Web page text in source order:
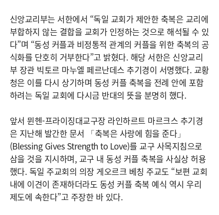
신앙교리부는 서한에서 “독일 교회가 제안한 축복은 교리에
부합하지 않는 결합을 교회가 인정하는 것으로 해석될 수 있
다”며 “동성 커플과 비정통적 관계의 커플을 위한 축복의 공
식화를 단호히 거부한다”고 밝혔다. 해당 서한은 신앙교리
부 장관 빅토르 마누엘 페르난데스 추기경이 서명했다. 교황
청은 이를 다시 상기하며 동성 커플 축복을 전례 안에 포함
하려는 독일 교회에 다시금 반대의 뜻을 분명히 했다.
앞서 뮌헨-프라이징대교구장 라인하르트 마르크스 추기경
은 지난해 발간한 문서 「축복은 사랑에 힘을 준다」
(Blessing Gives Strength to Love)를 교구 사목지침으로
삼을 것을 지시하며, 교구 내 동성 커플 축복을 사실상 허용
했다. 독일 주교회의 의장 게오르크 베칭 주교도 “보편 교회
내에 이견이 존재하더라도 동성 커플 축복 예식 역시 우리
제도에 속한다”고 주장한 바 있다.